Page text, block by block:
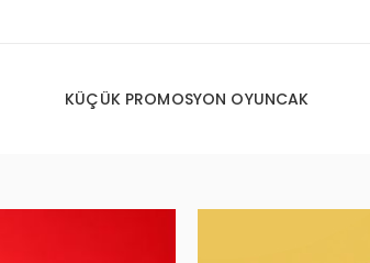
KÜÇÜK PROMOSYON OYUNCAK